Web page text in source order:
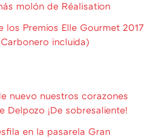
molón de Réalisation
los Premios Elle Gourmet 2017
incluida)
nuevo nuestros corazones
¡De sobresaliente!
en la pasarela Gran